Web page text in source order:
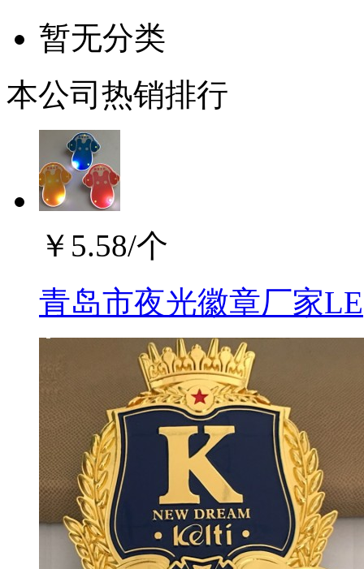
暂无分类
本公司热销排行
￥ 5.58/个
青岛市夜光徽章厂家LE